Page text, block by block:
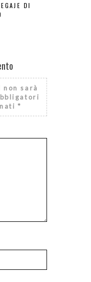
DI
sarà
*